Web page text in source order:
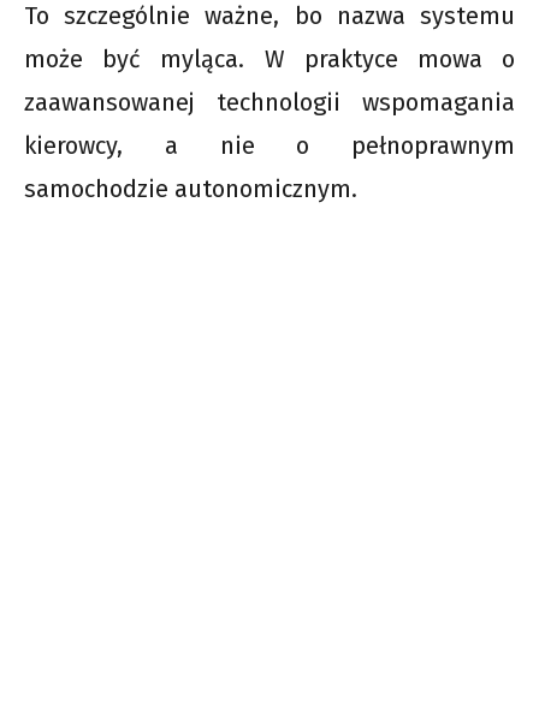
To szczególnie ważne, bo nazwa systemu
może być myląca. W praktyce mowa o
zaawansowanej technologii wspomagania
kierowcy, a nie o pełnoprawnym
samochodzie autonomicznym.